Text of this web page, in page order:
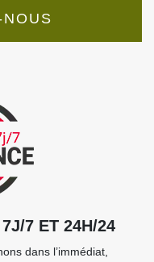
7 ET 24H/24
dans l’immédiat,